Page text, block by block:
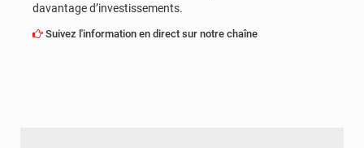
davantage d’investissements.
Suivez l'information en direct sur notre chaîne